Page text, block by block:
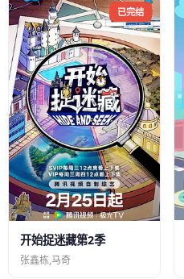
已完结
开始捉迷藏第2季
张鑫栋,马奇